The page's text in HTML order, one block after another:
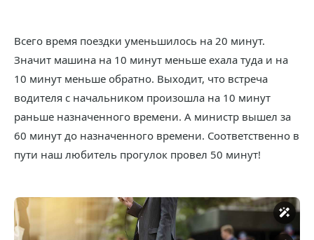
Всего время поездки уменьшилось на 20 минут.
Значит машина на 10 минут меньше ехала туда и на
10 минут меньше обратно. Выходит, что встреча
водителя с начальником произошла на 10 минут
раньше назначенного времени. А министр вышел за
60 минут до назначенного времени. Соответственно в
пути наш любитель прогулок провел 50 минут!